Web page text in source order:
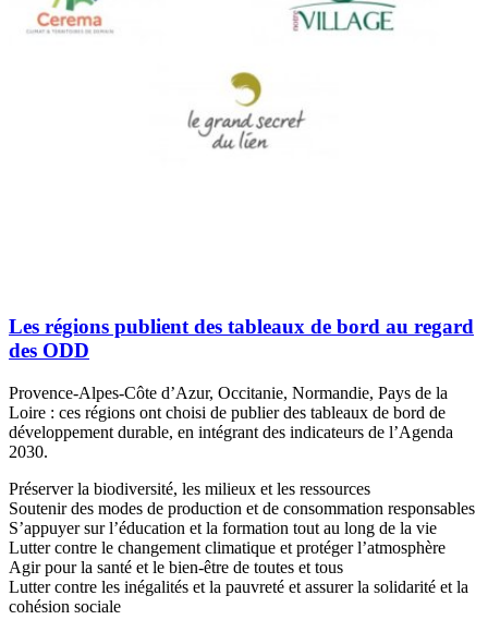
Les régions publient des tableaux de bord au regard
des ODD
Provence-Alpes-Côte d’Azur, Occitanie, Normandie, Pays de la
Loire : ces régions ont choisi de publier des tableaux de bord de
développement durable, en intégrant des indicateurs de l’Agenda
2030.
Préserver la biodiversité, les milieux et les ressources
Soutenir des modes de production et de consommation responsables
S’appuyer sur l’éducation et la formation tout au long de la vie
Lutter contre le changement climatique et protéger l’atmosphère
Agir pour la santé et le bien-être de toutes et tous
Lutter contre les inégalités et la pauvreté et assurer la solidarité et la
cohésion sociale